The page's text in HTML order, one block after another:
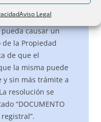
Aviso Legal
cuáles son los
resolución
causar un
la Propiedad
de que el
la misma puede
y sin más trámite a
resolución se
“DOCUMENTO
registral”.